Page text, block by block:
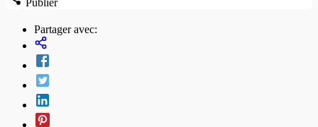
Publier
Partager avec: